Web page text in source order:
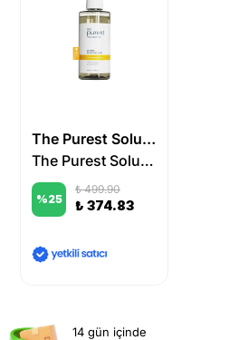
The Purest Solutions
The Purest Solutions 2% BHA Salicylic Acid Oil Control Toner
%25
₺ 499.90
₺ 374.83
14 gün içinde